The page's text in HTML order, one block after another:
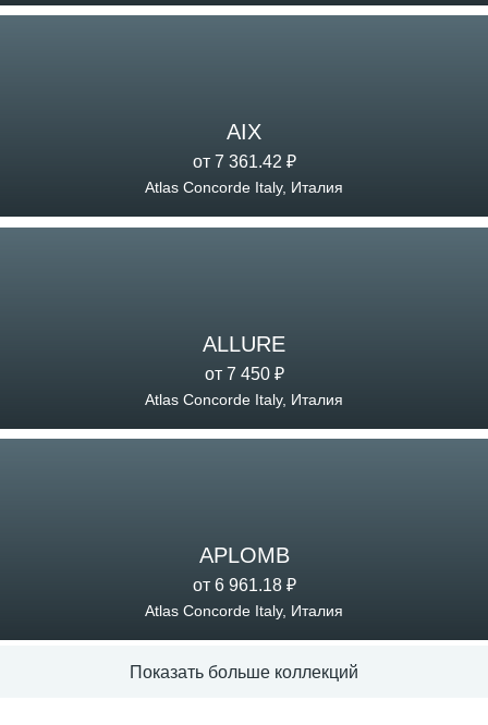
AIX
от 7 361.42 ₽
Atlas Concorde Italy, Италия
ALLURE
от 7 450 ₽
Atlas Concorde Italy, Италия
APLOMB
от 6 961.18 ₽
Atlas Concorde Italy, Италия
Показать больше коллекций